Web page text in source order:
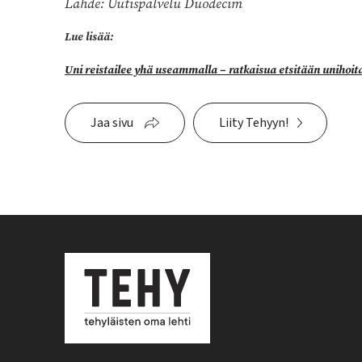
Lue lisää:
Uni reistailee yhä useammalla – ratkaisua etsitään
Jaa sivu Liity Tehyyn!